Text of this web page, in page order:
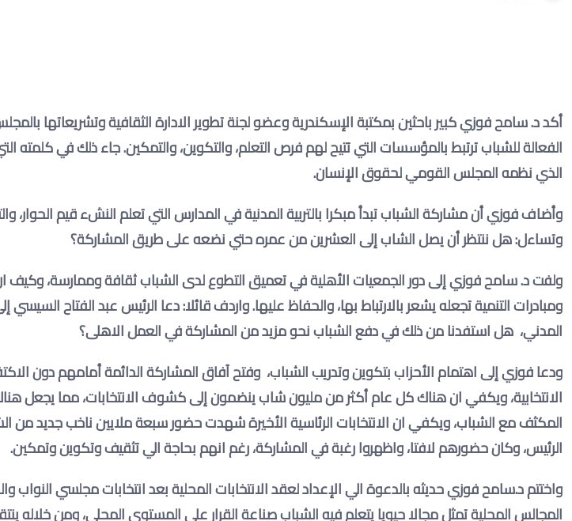
أكد د. سامح فوزي كبير باحثين بمكتبة الإسكندرية وعضو لجنة تطوير الادارة الثقافية وتشريعاتها
الفعالة للشباب ترتبط بالمؤسسات التي تتيح لهم فرص التعلم، والتكوين، والتمكين. جاء ذلك في كلمته
الذي نظمه المجلس القومي لحقوق الإنسان.
وأضاف فوزي أن مشاركة الشباب تبدأ مبكرا بالتربية المدنية في المدارس التي تعلم النشء قيم الحوار،
وتساءل: هل ننتظر أن يصل الشاب إلى العشرين من عمره حتي نضعه على طريق المشاركة؟
ولفت د. سامح فوزي إلى دور الجمعيات الأهلية في تعميق التطوع لدى الشباب ثقافة وممارسة،
المدني، هل استفدنا من ذلك في دفع الشباب نحو مزيد من المشاركة في العمل الاهلى؟
ودعا فوزي إلى اهتمام الأحزاب بتكوين وتدريب الشباب، وفتح آفاق المشاركة الدائمة أمامهم دون
الانتخابية، ويكفي ان هناك كل عام أكثر من مليون شاب ينضمون إلى كشوف الانتخابات، مما يجعل
المكثف مع الشباب، ويكفي ان الانتخابات الرئاسية الأخيرة شهدت حضور سبعة ملايين ناخب جديد من
الرئيس، وكان حضورهم لافتا، واظهروا رغبة في المشاركة، رغم انهم بحاجة الي تثقيف وتكوين وتمكين.
واختتم د.سامح فوزي حديثه بالدعوة الي الإعداد لعقد الانتخابات المحلية بعد انتخابات مجلسي النواب
المجالس المحلية تمثل مجالا حيويا يتعلم فيه الشباب صناعة القرار على المستوى المحلي، ومن خلاله